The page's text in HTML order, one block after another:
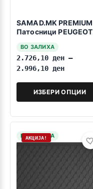
SAMAD.MK PREMIUM
Патосници PEUGEOT
ВО ЗАЛИХА
2.726,10 ден –
2.996,10 ден
ИЗБЕРИ ОПЦИИ
НА ЗАЛИХА
АКЦИЈА!